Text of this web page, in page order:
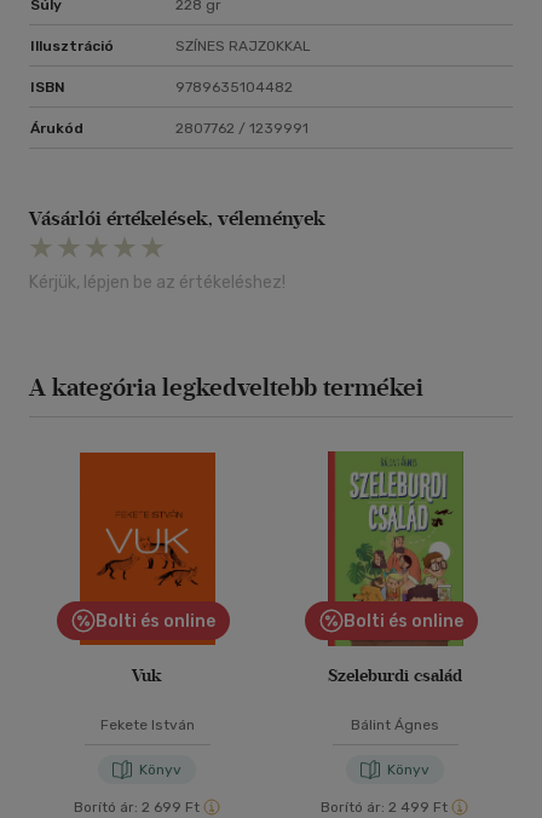
Súly 228 gr
Illusztráció SZÍNES RAJZOKKAL
ISBN 9789635104482
Árukód 2807762 / 1239991
Vásárlói értékelések, vélemények
Kérjük, lépjen be az értékeléshez!
A kategória legkedveltebb termékei
Bolti és online
Vuk
Fekete István
Könyv
Borító ár: 2 699 Ft
Bolti és online
Szeleburdi család
Bálint Ágnes
Könyv
Borító ár: 2 499 Ft